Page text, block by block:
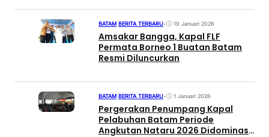
BATAM BERITA TERBARU• 19 Januari 2026
Amsakar Bangga, Kapal FLF
Permata Borneo 1 Buatan Batam
Resmi Diluncurkan
BATAM BERITA TERBARU• 1 Januari 2026
Pergerakan Penumpang Kapal
Pelabuhan Batam Periode
Angkutan Nataru 2026 Didominasi